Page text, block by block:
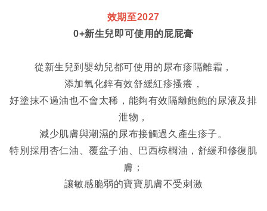
效期至2027
0+新生兒即可使用的屁屁膏
從新生兒到嬰幼兒都可使用的尿布疹隔離霜，
添加氧化鋅有效舒緩紅疹搔癢，
好塗抹不過油也不會太稀，能夠有效隔離飽飽的尿液及排
泄物，
減少肌膚與潮濕的尿布接觸過久產生疹子。
特別採用杏仁油、覆盆子油、巴西棕櫚油，舒緩和修復肌
膚；
讓敏感脆弱的寶寶肌膚不受刺激